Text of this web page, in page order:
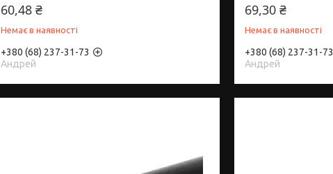
60,48 ₴
Немає в наявності
+380 (68) 237-31-73
Андрей
69,30 ₴
Немає в наявності
+380 (68) 237-31-73
Андрей